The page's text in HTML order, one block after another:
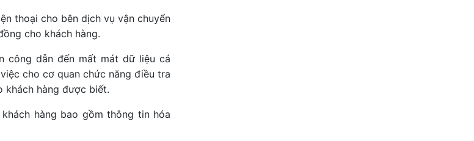
thoại cho bên dịch vụ vận chuyển
cho khách hàng.
công dẫn đến mất mát dữ liệu cá
cho cơ quan chức năng điều tra
khách hàng được biết.
hàng bao gồm thông tin hóa